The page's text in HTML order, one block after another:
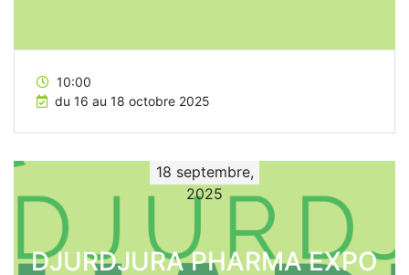
10:00
du 16 au 18 octobre 2025
18 septembre,
2025
DJURDJURA PHARMA EXPO